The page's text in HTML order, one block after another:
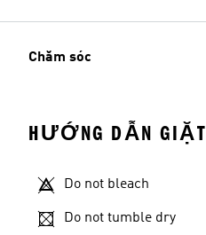
Chăm sóc
HƯỚNG DẪN GIẶT
Do not bleach
Do not tumble dry